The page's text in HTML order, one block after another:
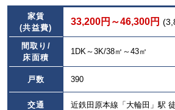
家賃
(共益費)
33,200円～46,300円
間取り/
床面積
1DK～3K/38㎡～43㎡
戸数 390
交通
近鉄田原本線「大輪田」駅